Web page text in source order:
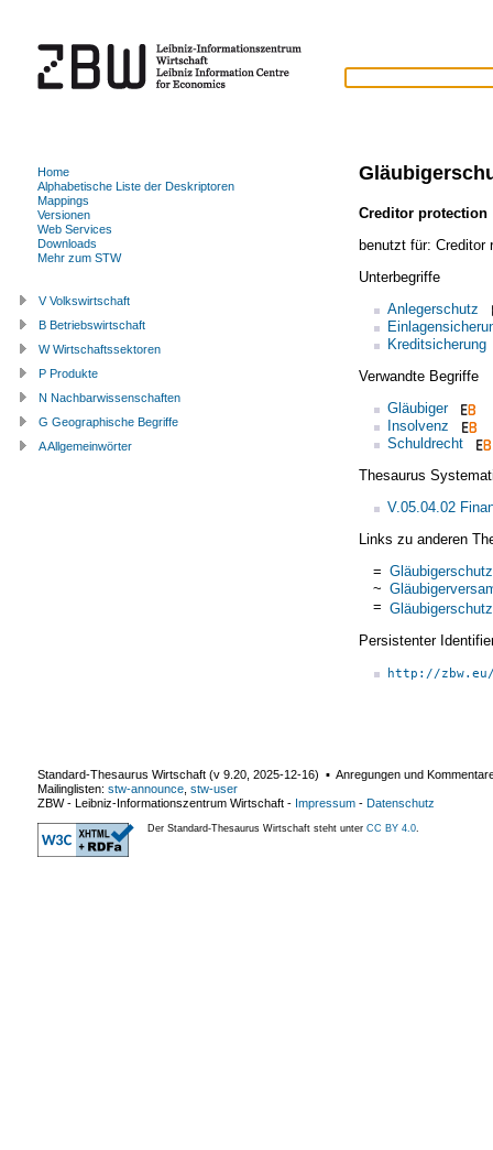
Creditor protection
benutzt für: Creditor
Unterbegriffe
Anlegerschutz
Kreditsicherung
Verwandte Begriffe
Gläubiger
Insolvenz
Schuldrecht
Thesaurus
V.05.04.02
Links zu anderen
= Gläubigerschutz
~
= Gläubigerschutz
Persistenter
http://
Home
Alphabetische Liste der Deskriptoren
Mappings
Versionen
Web Services
Downloads
Mehr zum STW
V Volkswirtschaft
B Betriebswirtschaft
W Wirtschaftssektoren
P Produkte
N Nachbarwissenschaften
G Geographische Begriffe
A Allgemeinwörter
Standard-Thesaurus Wirtschaft (v 9.20 2025-12-16) ▪ Anregungen und
Mailinglisten: stw-announce stw-user
ZBW - Leibniz-Informationszentrum Wirtschaft - Impressum - Datenschutz
Der Standard-Thesaurus Wirtschaft steht unter CC BY 4.0